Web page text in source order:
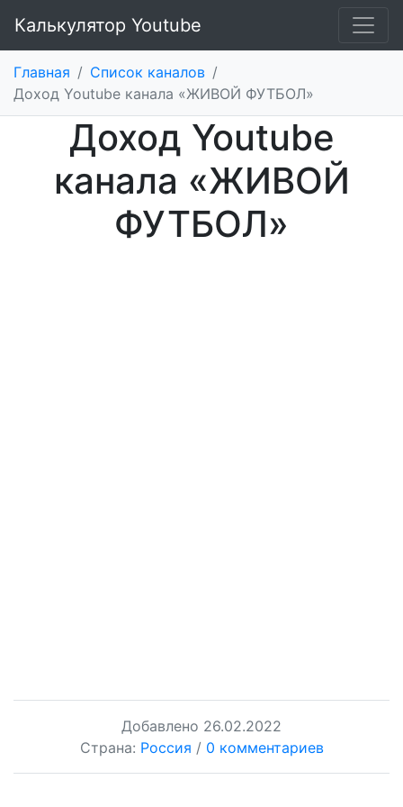
Калькулятор Youtube
Главная / Список каналов /
Доход Youtube канала «ЖИВОЙ ФУТБОЛ»
Доход Youtube
канала «ЖИВОЙ
ФУТБОЛ»
Добавлено 26.02.2022
Страна: Россия / 0 комментариев